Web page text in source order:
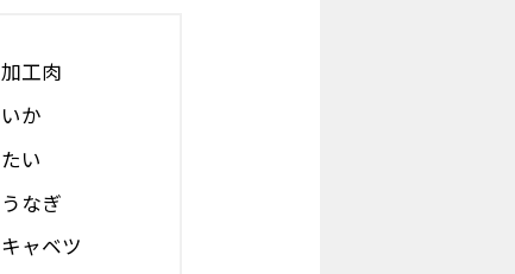
加工肉
いか
たい
うなぎ
キャベツ